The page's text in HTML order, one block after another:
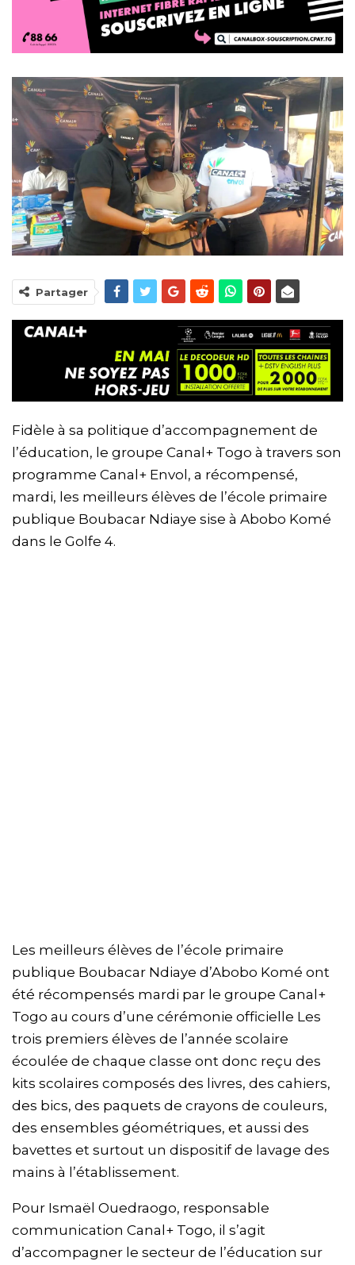
Partager
Fidèle à sa politique d’accompagnement de
l’éducation, le groupe Canal+ Togo à travers son
programme Canal+ Envol, a récompensé,
mardi, les meilleurs élèves de l’école primaire
publique Boubacar Ndiaye sise à Abobo Komé
dans le Golfe 4.
Les meilleurs élèves de l’école primaire
publique Boubacar Ndiaye d’Abobo Komé ont
été récompensés mardi par le groupe Canal+
Togo au cours d’une cérémonie officielle Les
trois premiers élèves de l’année scolaire
écoulée de chaque classe ont donc reçu des
kits scolaires composés des livres, des cahiers,
des bics, des paquets de crayons de couleurs,
des ensembles géométriques, et aussi des
bavettes et surtout un dispositif de lavage des
mains à l’établissement.
Pour Ismaël Ouedraogo, responsable
communication Canal+ Togo, il s’agit
d’accompagner le secteur de l’éducation sur